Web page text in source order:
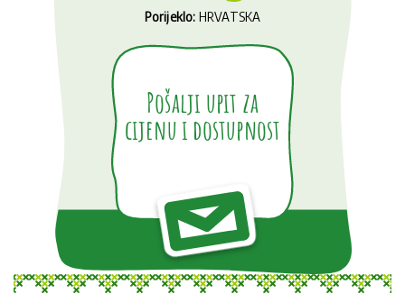
Porijeklo: HRVATSKA
Pošalji upit za
cijenu i dostupnost